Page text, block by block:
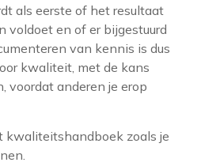
als eerste of het resultaat
voldoet en of er bijgestuurd
van kennis is dus
kwaliteit, met de kans
voordat anderen je erop
kwaliteitshandboek zoals je